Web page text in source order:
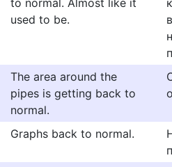
to normal. Almost like it
used to be.
The area around the
pipes is getting back to
normal.
Graphs back to normal.